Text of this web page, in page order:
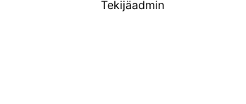
Tekijäadmin